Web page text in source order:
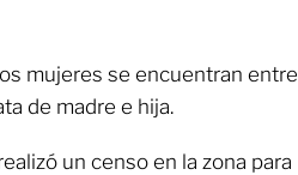
mujeres se encuentran entre
de madre e hija.
un censo en la zona para